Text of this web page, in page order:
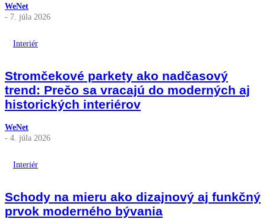
WeNet
- 7. júla 2026
Interiér
Stromčekové parkety ako nadčasový
trend: Prečo sa vracajú do moderných aj
historických interiérov
WeNet
- 4. júla 2026
Interiér
Schody na mieru ako dizajnový aj funkčný
prvok moderného bývania